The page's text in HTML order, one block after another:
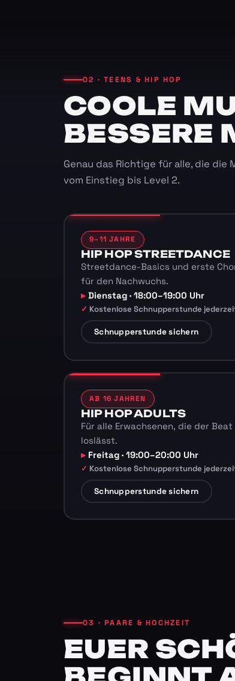
02 · TEENS & HIP HOP
COOLE
BESSERE
Genau das Richtige für alle, die die
vom Einstieg bis Level 2.
9–11 JAHRE
HIP HOP STREETDANCE
Streetdance-Basics und erste
für den Nachwuchs.
Dienstag · 18:00–19:00 Uhr
Kostenlose Schnupperstunde
Schnupperstunde sichern
AB 16 JAHREN
HIP HOP ADULTS
Für alle Erwachsenen, die der
loslässt.
Freitag · 19:00–20:00 Uhr
Kostenlose Schnupperstunde
Schnupperstunde sichern
03 · PAARE & HOCHZEIT
EUER